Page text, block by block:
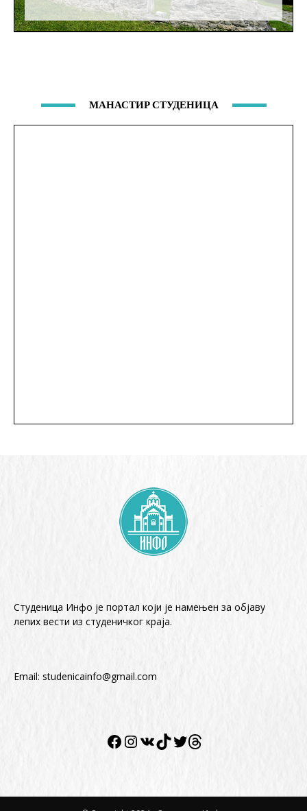
МАНАСТИР СТУДЕНИЦА
Студеница Инфо је портал који је намењен за објaву
лепих вести из студеничког краја.
Email: studenicainfo@gmail.com
Facebook
Instagram
VK TikTokTwitter
Twitter